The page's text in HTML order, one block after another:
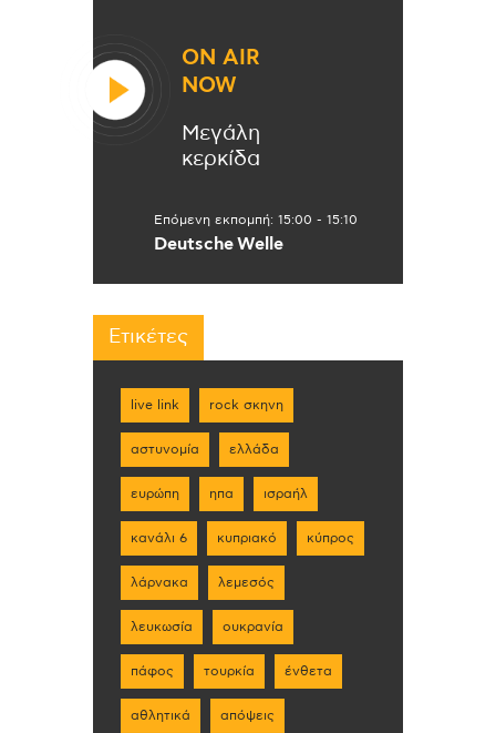
ON AIR
NOW
Μεγάλη
κερκίδα
Επόμενη εκπομπή: 15:00 - 15:10
Deutsche Welle
Ετικέτες
live link rock σκηνη
αστυνομία ελλάδα
ευρώπη ηπα ισραήλ
κανάλι 6 κυπριακό κύπρος
λάρνακα λεμεσός
λευκωσία ουκρανία
πάφος τουρκία ένθετα
αθλητικά απόψεις